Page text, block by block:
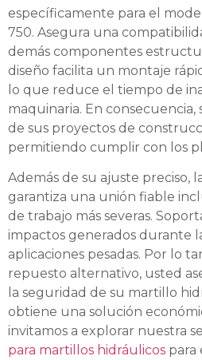
específicamente para el
750. Asegura una
demás componentes
diseño facilita un montaje
lo que reduce el tiempo de
maquinaria. En consecuencia,
de sus proyectos de
permitiendo cumplir con los
Además de su ajuste preciso,
garantiza una unión fiable
de trabajo más severas.
impactos generados durante
aplicaciones pesadas. Por lo
repuesto alternativo, usted
la seguridad de su martillo
obtiene una solución
invitamos a explorar nuestra
para martillos hidráulicos para